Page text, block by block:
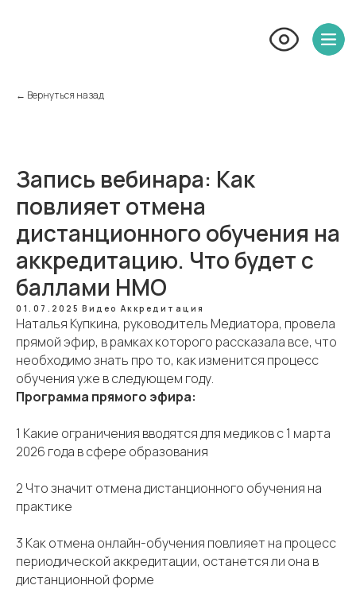
← Вернуться назад
Запись вебинара: Как
повлияет отмена
дистанционного обучения на
аккредитацию. Что будет с
баллами НМО
01.07.2025 Видео Аккредитация
Наталья Купкина, руководитель Медиатора, провела
прямой эфир, в рамках которого рассказала все, что
необходимо знать про то, как изменится процесс
обучения уже в следующем году.
Программа прямого эфира:
1 Какие ограничения вводятся для медиков с 1 марта
2026 года в сфере образования
2 Что значит отмена дистанционного обучения на
практике
3 Как отмена онлайн-обучения повлияет на процесс
периодической аккредитации, останется ли она в
дистанционной форме